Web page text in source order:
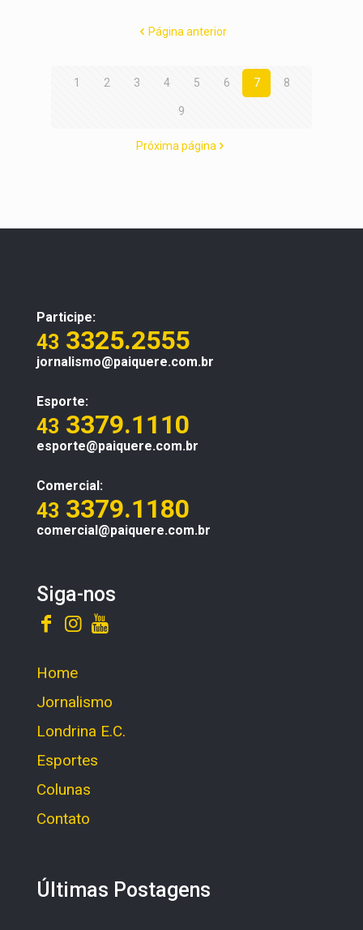
Página anterior
1 2 3 4 5 6 7 8
9
Próxima página
Participe:
43 3325.2555
jornalismo@paiquere.com.br
Esporte:
43 3379.1110
esporte@paiquere.com.br
Comercial:
43 3379.1180
comercial@paiquere.com.br
Siga-nos
Home
Jornalismo
Londrina E.C.
Esportes
Colunas
Contato
Últimas Postagens